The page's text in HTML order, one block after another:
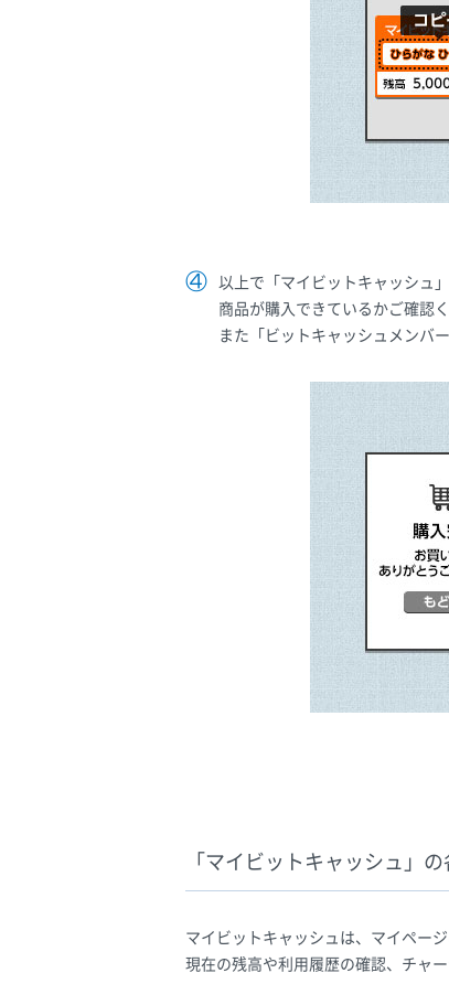
以上で「マイビットキャッシュ
商品が購入できているかご確認く
また「ビットキャッシュメンバ
「マイビットキャッシュ」
マイビットキャッシュは、マイペー
現在の残高や利用履歴の確認、チャー